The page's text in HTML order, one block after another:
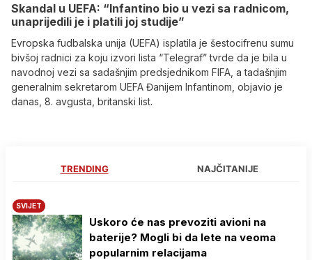
Skandal u UEFA: “Infantino bio u vezi sa radnicom,
unaprijedili je i platili joj studije”
Evropska fudbalska unija (UEFA) isplatila je šestocifrenu sumu
bivšoj radnici za koju izvori lista “Telegraf” tvrde da je bila u
navodnoj vezi sa sadašnjim predsjednikom FIFA, a tadašnjim
generalnim sekretarom UEFA Đanijem Infantinom, objavio je
danas, 8. avgusta, britanski list.
TRENDING NAJČITANIJE
SVIJET
Uskoro će nas prevoziti avioni na
baterije? Mogli bi da lete na veoma
popularnim relacijama